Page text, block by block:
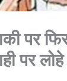
पर
पर